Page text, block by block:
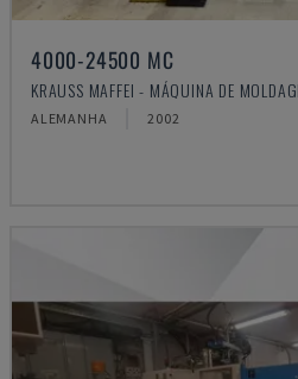
4000-24500 MC
KRAUSS MAFFEI - MÁQUINA DE
ALEMANHA 2002